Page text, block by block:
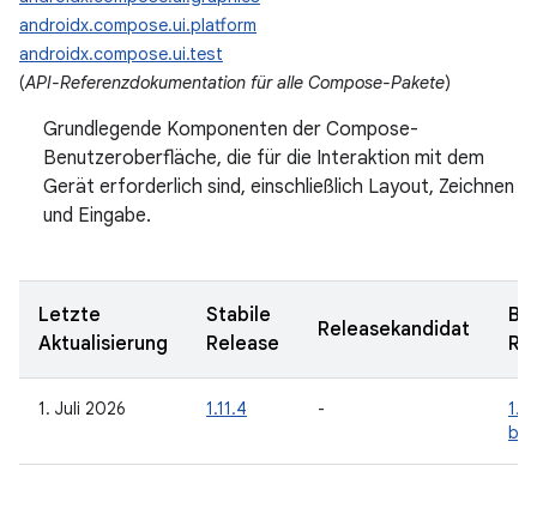
androidx.compose.ui.platform
androidx.compose.ui.test
(API-Referenzdokumentation für alle Compose-Pakete)
Grundlegende Komponenten der Compose-
Benutzeroberfläche, die für die Interaktion mit dem
Gerät erforderlich sind, einschließlich Layout, Zeichnen
und Eingabe.
Letzte
Aktualisierung
Stabile
Release
Releasekandidat
1. Juli 2026 1.11.4 -